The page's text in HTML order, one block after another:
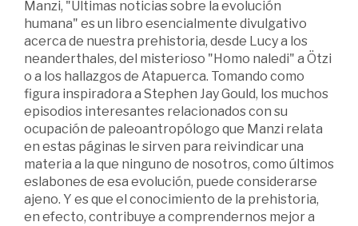
Manzi, "Últimas noticias sobre la evolución
humana" es un libro esencialmente divulgativo
acerca de nuestra prehistoria, desde Lucy a los
neanderthales, del misterioso "Homo naledi" a Ötzi
o a los hallazgos de Atapuerca. Tomando como
figura inspiradora a Stephen Jay Gould, los muchos
episodios interesantes relacionados con su
ocupación de paleoantropólogo que Manzi relata
en estas páginas le sirven para reivindicar una
materia a la que ninguno de nosotros, como últimos
eslabones de esa evolución, puede considerarse
ajeno. Y es que el conocimiento de la prehistoria,
en efecto, contribuye a comprendernos mejor a